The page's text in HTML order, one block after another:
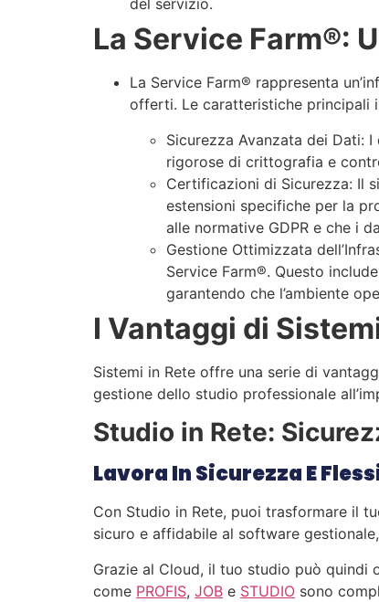
del servizio.
La Service Farm®:
La Service Farm® rappresenta
offerti. Le caratteristiche principali
Sicurezza Avanzata dei Dati:
rigorose di crittografia e
Certificazioni di Sicurezza: Il
estensioni specifiche per la
alle normative GDPR e che i
Gestione Ottimizzata
Service Farm®. Questo
garantendo che l’ambiente
I Vantaggi di
Sistemi in Rete offre una serie di
gestione dello studio professionale
Studio in Rete:
Lavora In Sicurezza E
Con Studio in Rete, puoi trasformare il
sicuro e affidabile al software
Grazie al Cloud, il tuo studio può quindi
come PROFIS, JOB e STUDIO sono